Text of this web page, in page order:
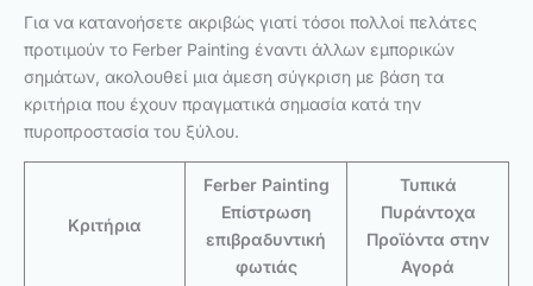
Για να κατανοήσετε ακριβώς γιατί τόσοι πολλοί πελάτες
προτιμούν το Ferber Painting έναντι άλλων εμπορικών
σημάτων, ακολουθεί μια άμεση σύγκριση με βάση τα
κριτήρια που έχουν πραγματικά σημασία κατά την
πυροπροστασία του ξύλου.
Κριτήρια
Ferber Painting
Επίστρωση
επιβραδυντική
φωτιάς
Τυπικά
Πυράντοχα
Προϊόντα στην
Αγορά